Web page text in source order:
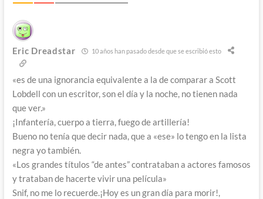
Eric Dreadstar 10 años han pasado desde que se escribió esto
«es de una ignorancia equivalente a la de comparar a Scott
Lobdell con un escritor, son el día y la noche, no tienen nada
que ver.»
¡Infantería, cuerpo a tierra, fuego de artillería!
Bueno no tenía que decir nada, que a «ese» lo tengo en la lista
negra yo también.
«Los grandes títulos “de antes” contrataban a actores famosos
y trataban de hacerte vivir una película»
Snif, no me lo recuerde.¡Hoy es un gran día para morir!,